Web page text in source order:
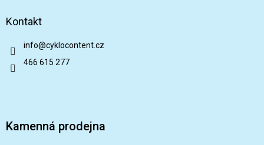
Kontakt
info@cyklocontent.cz
466 615 277
Kamenná prodejna